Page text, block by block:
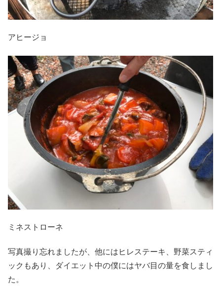
アヒージョ
ミネストローネ
写真撮り忘れましたが、他にはヒレステーキ、野菜スティ
ックもあり、ダイエット中の僕にはヤバ目の量を食しまし
た。